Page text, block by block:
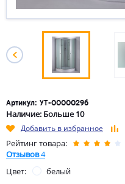
Артикул: УТ-00000296
Наличие: Больше 10
Добавить в избранное
Рейтинг товара:
Отзывов4
Цвет:
белый